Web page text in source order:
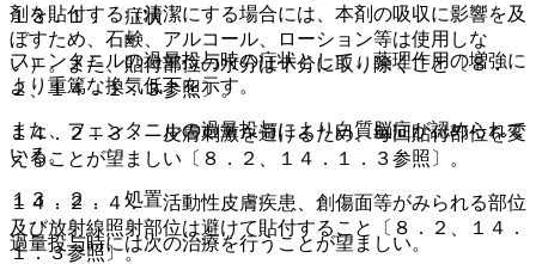
剤を貼付する（清潔にする場合には、本剤の吸収に影響を及
ぼすため、石鹸、アルコール、ローション等は使用しな
い）。また、貼付部位の水分は十分に取り除くこと〔８．
２、１４．１．３参照〕。
１４．２．３． 皮膚刺激を避けるため、毎回貼付部位を変
えることが望ましい〔８．２、１４．１．３参照〕。
１４．２．４． 活動性皮膚疾患、創傷面等がみられる部位
及び放射線照射部位は避けて貼付すること〔８．２、１４．
１．３参照〕。
１３．１． 症状
フェンタニルの過量投与時の症状として、薬理作用の増強に
より重篤な換気低下を示す。
また、フェンタニルの過量投与により白質脳症が認められて
いる。
１３．２． 処置
過量投与時には次の治療を行うことが望ましい。